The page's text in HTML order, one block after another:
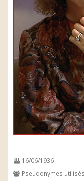
16/06/1936
Pseudonymes